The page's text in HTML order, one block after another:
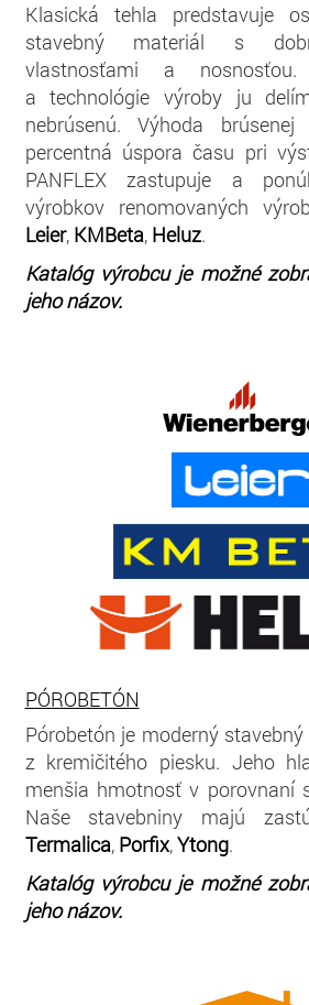
Klasická tehla predstavuje
stavebný materiál s
vlastnosťami a
a technológie výroby ju
nebrúsenú. Výhoda
percentná úspora času pri
PANFLEX zastupuje a
výrobkov renomovaných
Leier, KMBeta, Heluz.
Katalóg výrobcu je možné
jeho názov.
PÓROBETÓN
Pórobetón je moderný
z kremičitého piesku. Jeho
menšia hmotnosť v porovnaní
Naše stavebniny majú
Termalica, Porfix,Ytong.
Katalóg výrobcu je možné
jeho názov.